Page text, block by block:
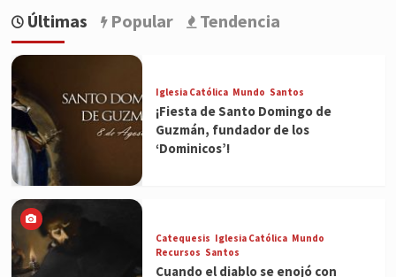
Últimas Popular Tendencia
Iglesia Católica Mundo Santos
¡Fiesta de Santo Domingo de
Guzmán, fundador de los
‘Dominicos’!
Catequesis Iglesia Católica Mundo
Recursos Santos
Cuando el diablo se enojó con